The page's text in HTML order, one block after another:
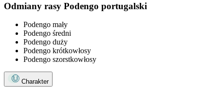
Odmiany rasy Podengo portugalski
Podengo mały
Podengo średni
Podengo duży
Podengo krótkowłosy
Podengo szorstkowłosy
Charakter